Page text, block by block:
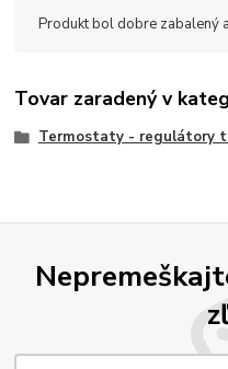
Produkt bol dobre zabalený
Tovar zaradený v
Termostaty - regulátory